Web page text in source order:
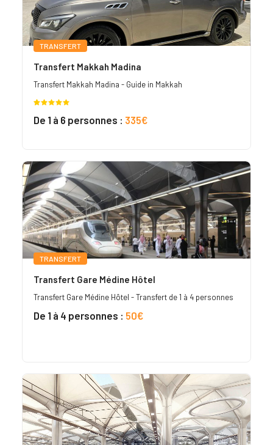
TRANSFERT
Transfert Makkah Madina
Transfert Makkah Madina - Guide in Makkah
sur 5
De 1 à 6 personnes : 335€
TRANSFERT
Transfert Gare Médine Hôtel
Transfert Gare Médine Hôtel - Transfert de 1 à 4 personnes
De 1 à 4 personnes : 50€